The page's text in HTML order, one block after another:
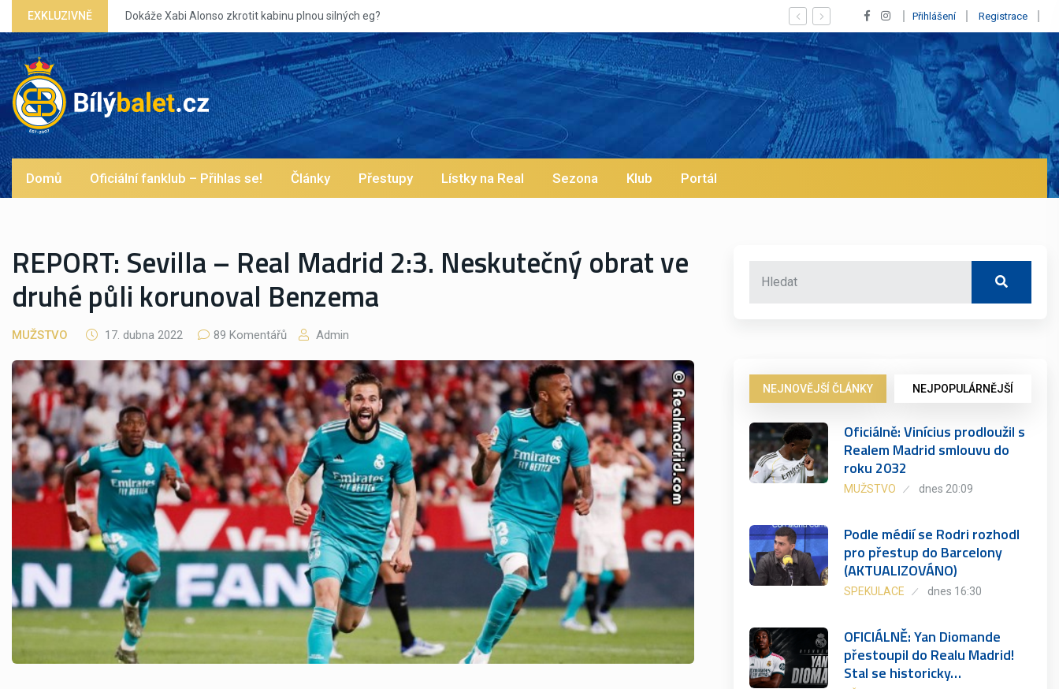
EXKLUZIVNĚ
Alonso zkrotit kabinu plnou silných eg? Vypískaný Vinícius! Blíží se jeho odchod z Realu a pustí se klub na trh už v
Přihlášení Registrace
Domů Oficiální fanklub – Přihlas se! Články Přestupy Lístky na Real Sezona Klub Portál
REPORT: Sevilla – Real Madrid 2:3. Neskutečný obrat ve
druhé půli korunoval Benzema
MUŽSTVO 17. dubna 2022 89 Komentářů Admin
NEJNOVĚJŠÍ ČLÁNKY NEJPOPULÁRNĚJŠÍ
Oficiálně: Vinícius prodloužil s
Realem Madrid smlouvu do
roku 2032
MUŽSTVO dnes 20:09
Podle médií se Rodri rozhodl
pro přestup do Barcelony
(AKTUALIZOVÁNO)
SPEKULACE dnes 16:30
OFICIÁLNĚ: Yan Diomande
přestoupil do Realu Madrid!
Stal se historicky…